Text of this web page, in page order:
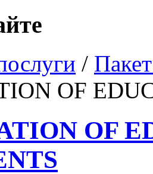
/
OF
OF